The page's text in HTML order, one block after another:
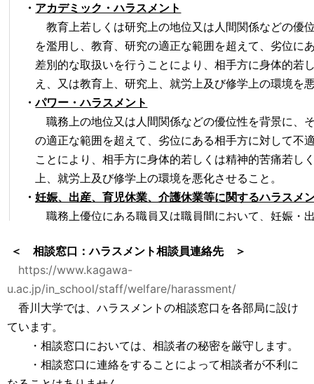
・ アカデミック・ハラスメント
教育上若しくは研究上の地位又は人間関係などの優
を濫用し、教育、研究の適正な範囲を超えて、劣位に
差別的な取扱いを行うことにより、相手方に身体的若
え、又は教育上、研究上、就労上及び修学上の環境を
・パワー・ハラスメント
職務上の地位又は人間関係などの優位性を背景に、
の適正な範囲を超えて、劣位にある相手方に対して不
ことにより、相手方に身体的若しくは精神的苦痛若し
上、就労上及び修学上の環境を悪化させること。
・妊娠、出産、育児休業、介護休業等に関するハラスメ
職務上優位にある職員又は職員間において、妊娠・
若しくは精神的苦痛若しくは不利益を与え、又は教育
せること。
・その他のハラスメント
上記規定するハラスメントに準ずる言動
＜ 相談窓口：ハラスメント相談員連絡先 ＞
https://www.kagawa-
u.ac.jp/in_school/staff/welfare/harassment/
香川大学では、ハラスメントの相談窓口を各部局に設け
ています。
・相談窓口においては、相談者の秘密を厳守します。
・相談窓口に連絡をすることによって相談者が不利に